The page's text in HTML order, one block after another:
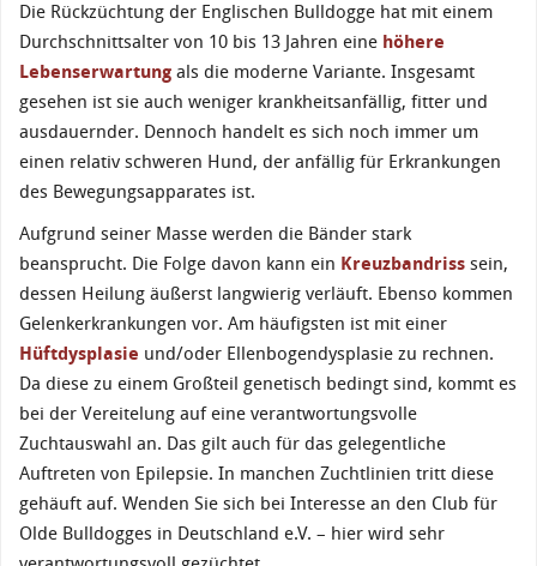
Die Rückzüchtung der Englischen Bulldogge hat mit einem
Durchschnittsalter von 10 bis 13 Jahren eine höhere
Lebenserwartung als die moderne Variante. Insgesamt
gesehen ist sie auch weniger krankheitsanfällig, fitter und
ausdauernder. Dennoch handelt es sich noch immer um
einen relativ schweren Hund, der anfällig für Erkrankungen
des Bewegungsapparates ist.
Aufgrund seiner Masse werden die Bänder stark
beansprucht. Die Folge davon kann ein Kreuzbandriss sein,
dessen Heilung äußerst langwierig verläuft. Ebenso kommen
Gelenkerkrankungen vor. Am häufigsten ist mit einer
Hüftdysplasie und/oder Ellenbogendysplasie zu rechnen.
Da diese zu einem Großteil genetisch bedingt sind, kommt es
bei der Vereitelung auf eine verantwortungsvolle
Zuchtauswahl an. Das gilt auch für das gelegentliche
Auftreten von Epilepsie. In manchen Zuchtlinien tritt diese
gehäuft auf. Wenden Sie sich bei Interesse an den Club für
Olde Bulldogges in Deutschland e.V. – hier wird sehr